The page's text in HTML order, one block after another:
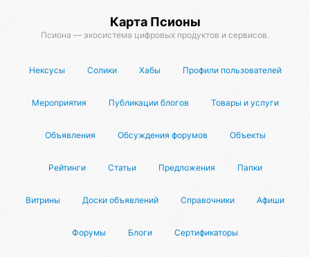
Карта Псионы
Псиона — экосистема цифровых продуктов и сервисов.
Нексусы Солики Хабы Профили пользователей
Мероприятия Публикации блогов Товары и услуги
Объявления Обсуждения форумов Объекты
Рейтинги Статьи Предложения Папки
Витрины Доски объявлений Справочники Афиши
Форумы Блоги Сертификаторы